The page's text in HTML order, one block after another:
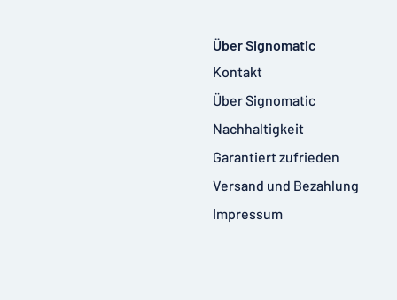
Über Signomatic
Kontakt
Über Signomatic
Nachhaltigkeit
Garantiert zufrieden
Versand und Bezahlung
Impressum